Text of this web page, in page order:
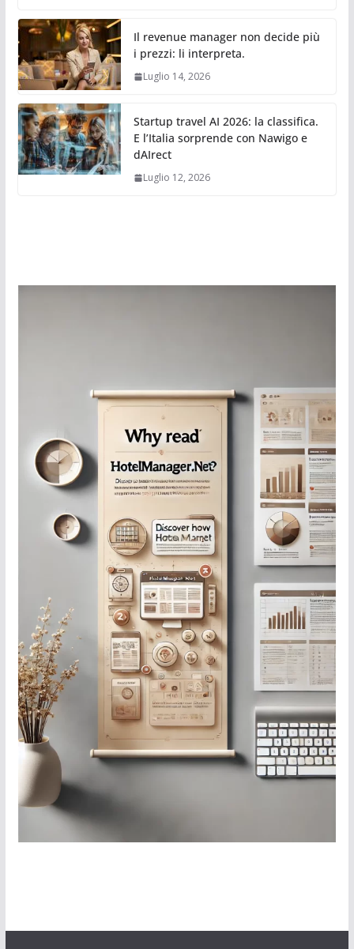
Il revenue manager non decide più
i prezzi: li interpreta.
Luglio 14, 2026
Startup travel AI 2026: la classifica.
E l’Italia sorprende con Nawigo e
dAIrect
Luglio 12, 2026